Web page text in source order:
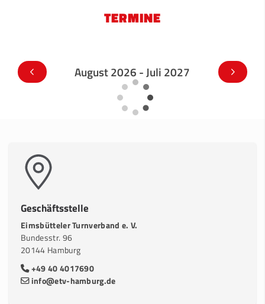
TERMINE
August 2026 - Juli 2027
Geschäftsstelle
Eimsbütteler Turnverband e. V.
Bundesstr. 96
20144 Hamburg
+49 40 4017690
info@etv-hamburg.de